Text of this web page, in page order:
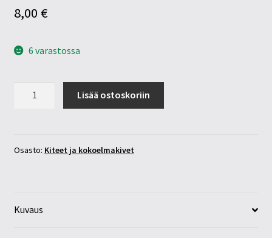
8,00 €
6 varastossa
määrä
Lisää ostoskoriin
Osasto: Kiteet ja kokoelmakivet
Kuvaus